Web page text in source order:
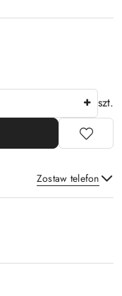
szt.
Zostaw telefon